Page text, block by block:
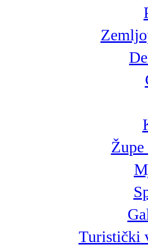
Turistički